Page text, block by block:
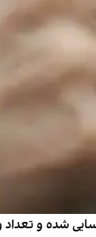
به اچ‌آی‌وی در کشور، از فاصله حدود ۱۶ هزار